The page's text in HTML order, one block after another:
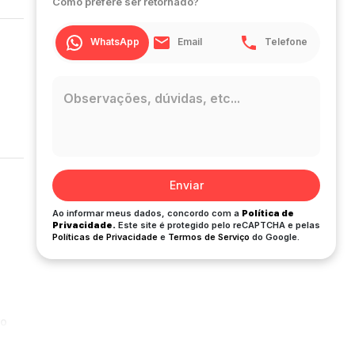
WhatsApp Email Telefone
Enviar
Ao informar meus dados, concordo com a Política de
Privacidade. Este site é protegido pelo reCAPTCHA e pelas
Políticas de Privacidade e Termos de Serviço do Google.